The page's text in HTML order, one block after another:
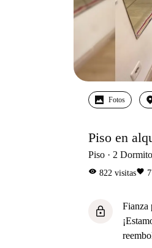
Fotos
Piso en
Piso 2
visibility 822 visitasfavorite
lock